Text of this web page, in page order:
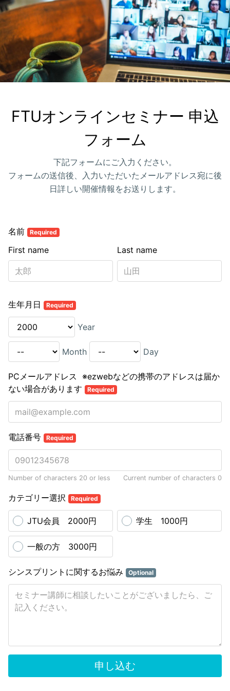
FTUオンラインセミナー 申込
フォーム
下記フォームにご入力ください。
フォームの送信後、入力いただいたメールアドレス宛に後
日詳しい開催情報をお送りします。
名前 Required
Last name
First name
生年月日 Required
Year
Month Day
PCメールアドレス ※ezwebなどの携帯のアドレスは届か
ない場合があります
Required
電話番号 Required
Number of characters 20 or less Current number of characters 0
カテゴリー選択 Required
JTU会員 2000円 学生 1000円
一般の方 3000円
シンスプリントに関するお悩み Optional
申し込む